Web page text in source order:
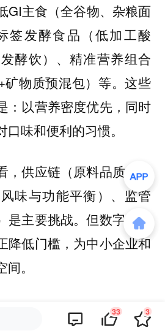
GI主食（全谷物、杂粮面
签发酵食品（低加工酸
酵饮）、精准营养组合
矿物质预混包）等。这些
：以营养密度优先，同时
味和便利的习惯。
，供应链（原料品质与稳
味与功能平衡）、监管
是主要挑战。但数字化工
降低门槛，为中小企业和
。
，结合中国4亿+代谢问题
级，若健康原生产品渗透
33 3